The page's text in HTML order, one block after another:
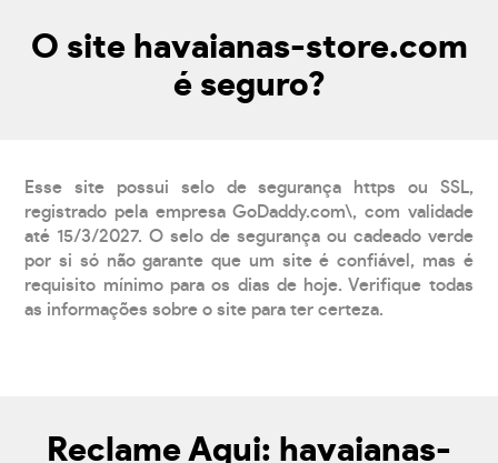
O site havaianas-store.com
é seguro?
Esse site possui selo de segurança https ou SSL,
registrado pela empresa GoDaddy.com\, com validade
até 15/3/2027. O selo de segurança ou cadeado verde
por si só não garante que um site é confiável, mas é
requisito mínimo para os dias de hoje. Verifique todas
as informações sobre o site para ter certeza.
Reclame Aqui: havaianas-